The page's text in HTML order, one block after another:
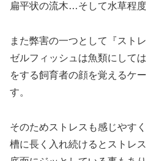
扁平状の流木…そして水草程度
また弊害の一つとして『スト
ゼルフィッシュは魚類にして
をする飼育者の顔を覚えるケ
す。
そのためストレスも感じやす
槽に長く入れ続けるとストレ